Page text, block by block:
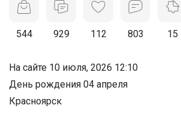
544 929 112 803 15
На сайте 10 июля, 2026 12:10
День рождения 04 апреля
Красноярск